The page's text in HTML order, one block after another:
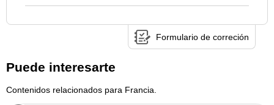
Formulario de correción
Puede interesarte
Contenidos relacionados para Francia.